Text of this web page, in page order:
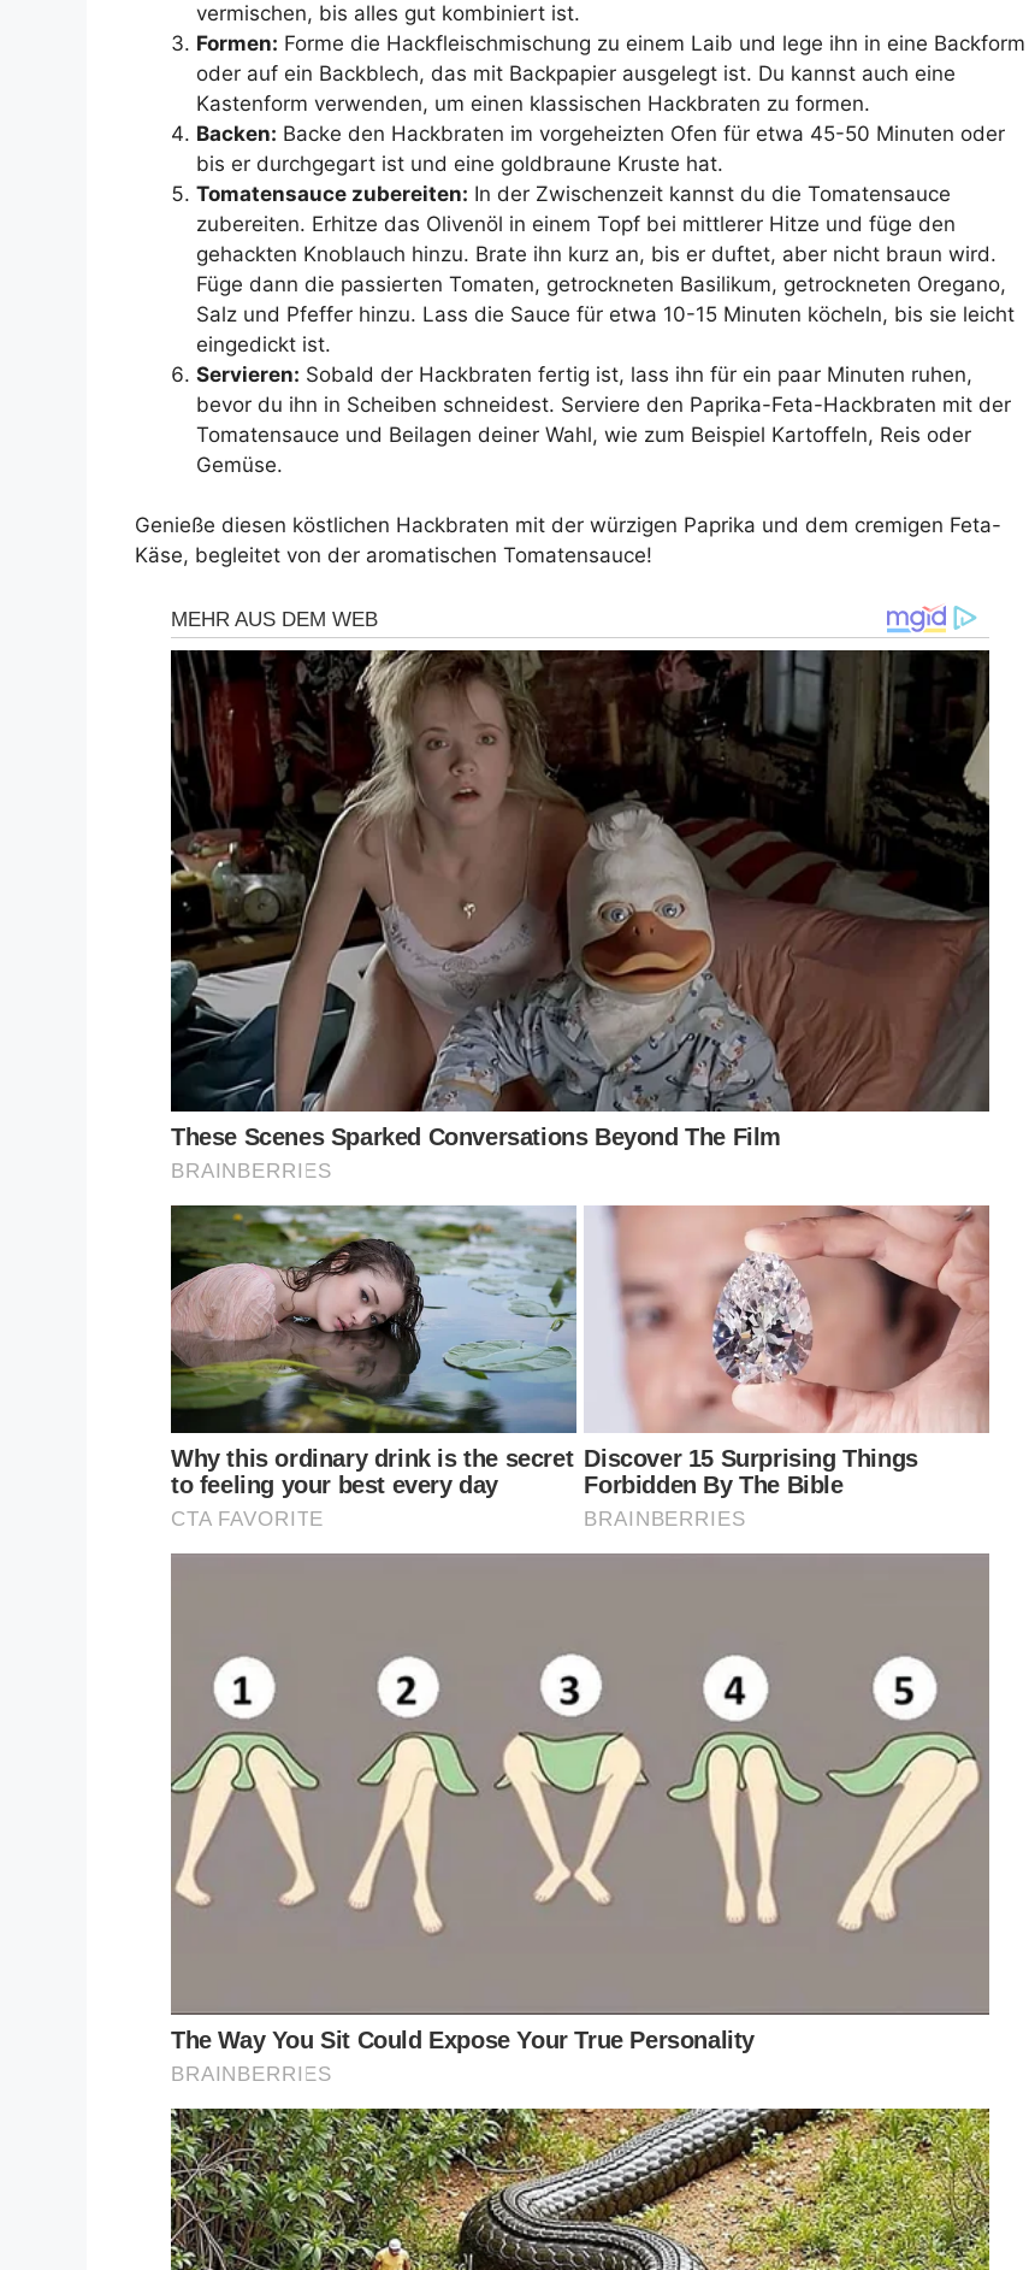
vermischen, bis alles gut kombiniert ist.
Formen: Forme die Hackfleischmischung zu einem Laib und lege ihn in eine Backform
oder auf ein Backblech, das mit Backpapier ausgelegt ist. Du kannst auch eine
Kastenform verwenden, um einen klassischen Hackbraten zu formen.
Backen: Backe den Hackbraten im vorgeheizten Ofen für etwa 45-50 Minuten oder
bis er durchgegart ist und eine goldbraune Kruste hat.
Tomatensauce zubereiten: In der Zwischenzeit kannst du die Tomatensauce
zubereiten. Erhitze das Olivenöl in einem Topf bei mittlerer Hitze und füge den
gehackten Knoblauch hinzu. Brate ihn kurz an, bis er duftet, aber nicht braun wird.
Füge dann die passierten Tomaten, getrockneten Basilikum, getrockneten Oregano,
Salz und Pfeffer hinzu. Lass die Sauce für etwa 10-15 Minuten köcheln, bis sie leicht
eingedickt ist.
Servieren: Sobald der Hackbraten fertig ist, lass ihn für ein paar Minuten ruhen,
bevor du ihn in Scheiben schneidest. Serviere den Paprika-Feta-Hackbraten mit der
Tomatensauce und Beilagen deiner Wahl, wie zum Beispiel Kartoffeln, Reis oder
Gemüse.
Genieße diesen köstlichen Hackbraten mit der würzigen Paprika und dem cremigen Feta-
Käse, begleitet von der aromatischen Tomatensauce!